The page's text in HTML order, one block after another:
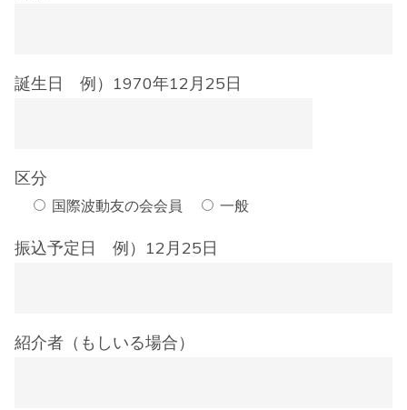
誕生日 例）1970年12月25日
区分
国際波動友の会会員 一般
振込予定日 例）12月25日
紹介者（もしいる場合）